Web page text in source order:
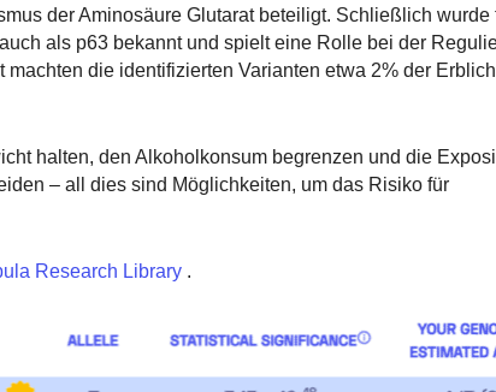
der Aminosäure Glutarat beteiligt. Schließlich wurde
als p63 bekannt und spielt eine Rolle bei der
die identifizierten Varianten etwa 2% der
halten, den Alkoholkonsum begrenzen und die
– all dies sind Möglichkeiten, um das Risiko für
Research Library .